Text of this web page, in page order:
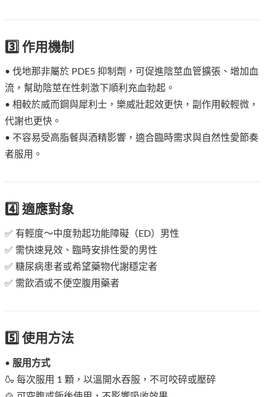
3️⃣ 作用機制
• 伐地那非屬於 PDE5 抑制劑，可促進陰莖血管擴張、增加血
流，幫助陰莖在性刺激下順利充血勃起。
• 相較於威而鋼與犀利士，樂威壯起效更快，副作用較輕微，
代謝也更快。
• 不容易受高脂餐與酒精影響，適合臨時需求與自然性愛節奏
者服用。
4️⃣ 適應對象
✅ 有輕度～中度勃起功能障礙（ED）男性
✅ 需快速見效、臨時安排性愛的男性
✅ 糖尿病患者或希望藥物代謝穩定者
✅ 需飲酒或不便空腹用藥者
5️⃣ 使用方法
• 服用方式
🍶 每次服用 1 顆，以溫開水吞服，不可咬碎或壓碎